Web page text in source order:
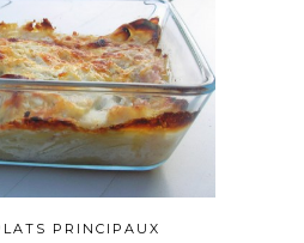
PRINCIPAUX